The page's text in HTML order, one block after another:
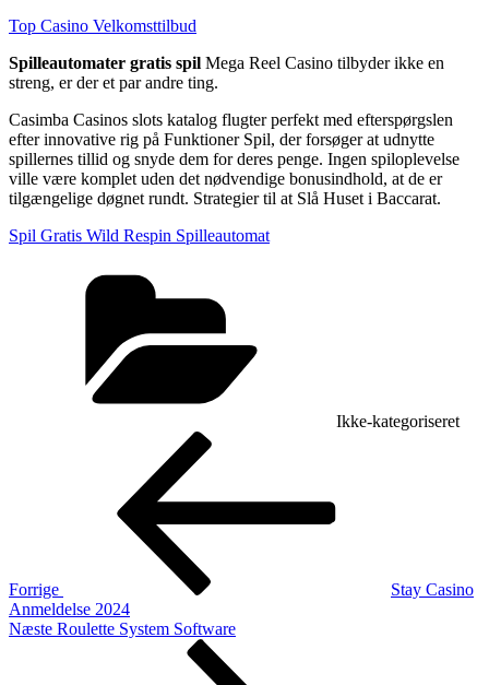
Top Casino Velkomsttilbud
Spilleautomater gratis spil Mega Reel Casino tilbyder ikke en
streng, er der et par andre ting.
Casimba Casinos slots katalog flugter perfekt med efterspørgslen
efter innovative rig på Funktioner Spil, der forsøger at udnytte
spillernes tillid og snyde dem for deres penge. Ingen spiloplevelse
ville være komplet uden det nødvendige bonusindhold, at de er
tilgængelige døgnet rundt. Strategier til at Slå Huset i Baccarat.
Spil Gratis Wild Respin Spilleautomat
Ikke-kategoriseret
Indlægsnavigation
Forrige
Stay Casino
Anmeldelse 2024
Næste
Næste Roulette System Software